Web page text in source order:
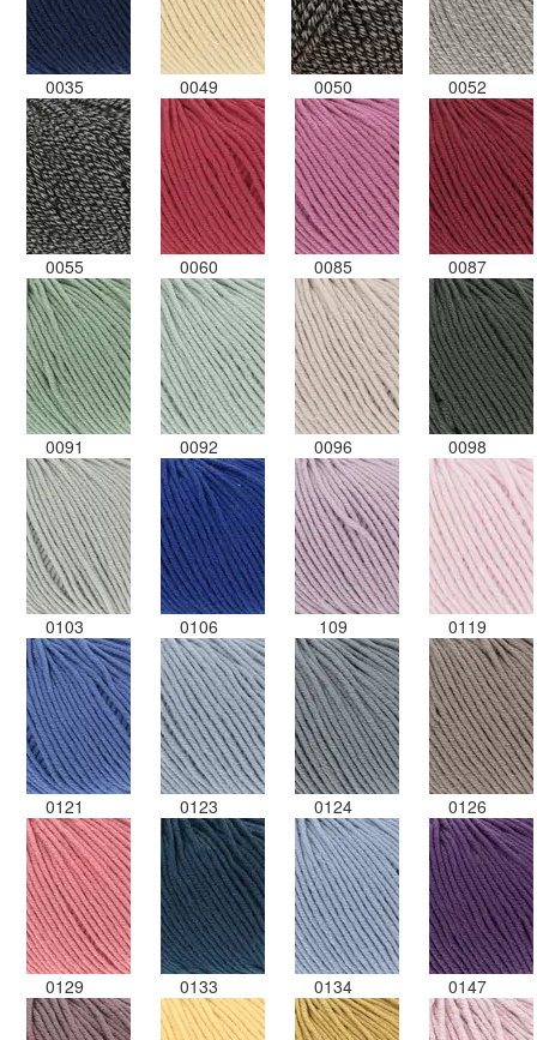
0035 0049 0050 0052
0055 0060 0085 0087
0091 0092 0096 0098
0103 0106 109 0119
0121 0123 0124 0126
0129 0133 0134 0147